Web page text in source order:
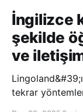
İngilizce
şekilde
ve
tekrar